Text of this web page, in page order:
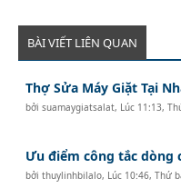
BÀI VIẾT LIÊN QUAN
Thợ Sửa Máy Giặt Tại
bởisuamaygiatsalat, Lúc 11:13,
Ưu điểm công tắc dòng
bởithuylinhbilalo, Lúc 10:46, Thứ